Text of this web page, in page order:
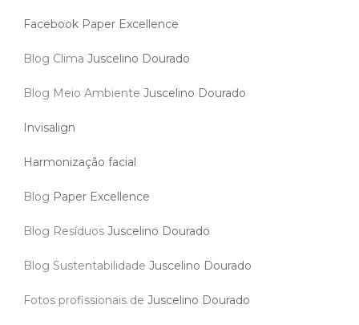
Facebook Paper Excellence
Blog Clima Juscelino Dourado
Blog Meio Ambiente Juscelino Dourado
Invisalign
Harmonização facial
Blog Paper Excellence
Blog Resíduos Juscelino Dourado
Blog Sustentabilidade Juscelino Dourado
Fotos profissionais de Juscelino Dourado